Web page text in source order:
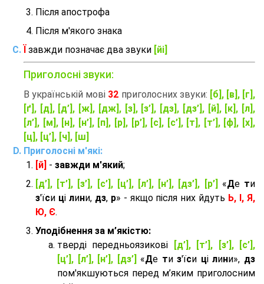
Після апострофа
Після м'якого знака
завжди позначає два звуки [йі]
Приголосні звуки:
В українській мові 32 приголосних звуки: [б], [в], [г],
[ґ], [д], [д’], [ж], [дж], [з], [з’], [дз], [дз’], [й], [к], [л],
[л’], [м], [н], [н’], [п], [р], [р’], [с], [с’], [т], [т’], [ф], [х],
[ц], [ц’], [ч], [ш]
Приголосні м'які:
[й] - завжди м'який;
[д’], [т’], [з’], [с’], [ц’], [л’], [н’], [дз’], [р’]
«Де ти
з'їси ці лини, дз, р» - якщо після них йдуть Ь, І, Я,
Ю, Є.
Уподібнення за м’якістю:
тверді передньоязикові
[д’], [т’], [з’], [с’],
[ц’], [л’], [н’], [дз’] «Де тиз'їси цілини», дз
пом'якшуються перед м’яким приголосним